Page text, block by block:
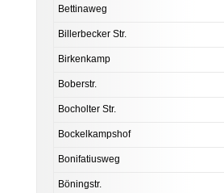
Bettinaweg
Billerbecker Str.
Birkenkamp
Boberstr.
Bocholter Str.
Bockelkampshof
Bonifatiusweg
Böningstr.